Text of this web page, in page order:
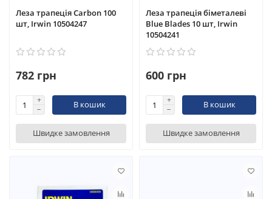
Леза трапеція Carbon 100
шт, Irwin 10504247
782 грн
В кошик
Швидке замовлення
Леза трапеція біметалеві
Blue Blades 10 шт, Irwin
10504241
600 грн
В кошик
Швидке замовлення